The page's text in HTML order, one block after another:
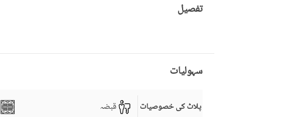
تفصیل
سہولیات
پلاٹ کی خصوصیات قبضہ